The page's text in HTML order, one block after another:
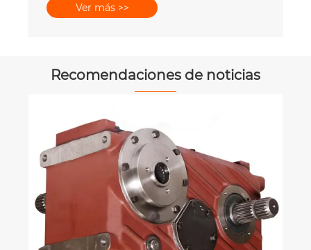
Ver más >>
Recomendaciones de noticias
¿Qué factores están impulsando el
mayor uso de acoplamientos
universales en equipos pesados?
Ver más >>